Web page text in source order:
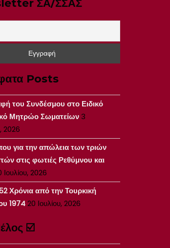
ΣΑ/ΣΣΑΣ
Posts
του Συνδέσμου στο Ειδικό
Μητρώο Σωματείων3
2026
για την απώλεια των τριών
στις φωτιές Ρεθύμνου και
Ιουλίου, 2026
Χρόνια από την Τουρκική
197420 Ιουλίου, 2026
☑️